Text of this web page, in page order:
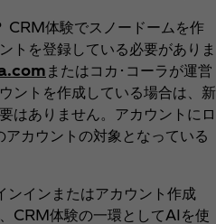
CRM体験でスノードームを作
トを登録している必要がありま
またはコカ･コーラが運営
ントを作成している場合は、新
はありません。アカウントにロ
カウントの対象となっている
ンインまたはアカウント作成
CRM体験の一環としてAIを使